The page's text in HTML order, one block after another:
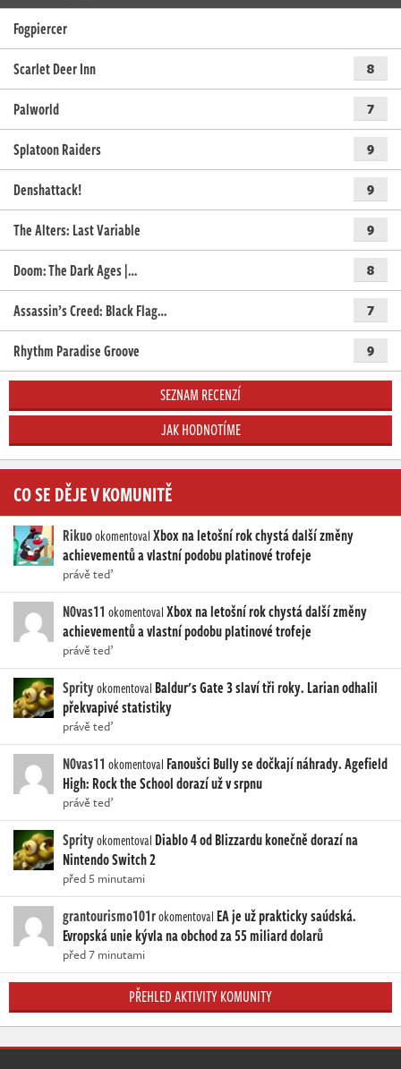
Fogpiercer
Scarlet Deer Inn
8
Palworld 7
Splatoon Raiders 9
Denshattack! 9
The Alters: Last Variable 9
Doom: The Dark Ages |… 8
Assassin’s Creed: Black Flag… 7
Rhythm Paradise Groove 9
SEZNAM RECENZÍ
JAK HODNOTÍME
CO SE DĚJE V KOMUNITĚ
RikuookomentovalXbox na letošní rok chystá další změny
achievementů a vlastní podobu platinové trofeje
právě teď
N0vas11 okomentovalXbox na letošní rok chystá další změny
achievementů a vlastní podobu platinové trofeje
právě teď
Sprityokomentoval Baldur's Gate 3 slaví tři roky. Larian odhalil
překvapivé statistiky
právě teď
N0vas11 okomentoval Fanoušci Bully se dočkají náhrady. Agefield
High: Rock the School dorazí už v srpnu
právě teď
Sprityokomentoval Diablo 4 od Blizzardu konečně dorazí na
Nintendo Switch 2
před 5 minutami
grantourismo101rokomentoval EA je už prakticky saúdská.
Evropská unie kývla na obchod za 55 miliard dolarů
před 7 minutami
PŘEHLED AKTIVITY KOMUNITY